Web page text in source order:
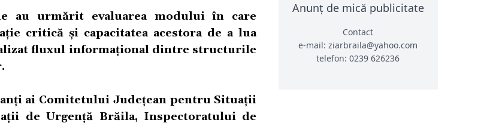
au urmărit evaluarea modului în care
critică și capacitatea acestora de a lua
fluxul informațional dintre structurile
ai Comitetului Județean pentru Situații
de Urgență Brăila, Inspectoratului de
Anunț de mică publicitate
Contact
e-mail: ziarbraila@yahoo.com
telefon: 0239 626236